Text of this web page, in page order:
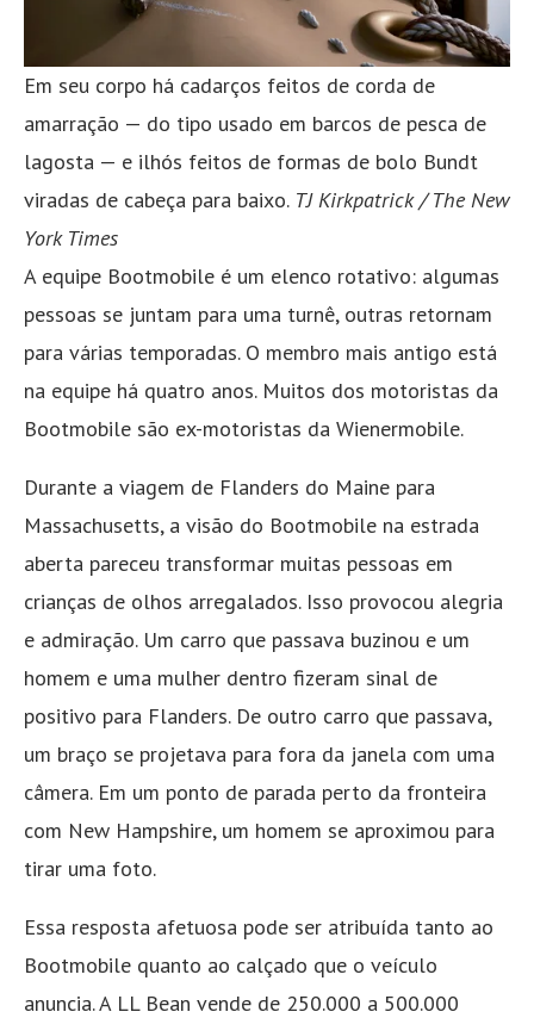
Em seu corpo há cadarços feitos de corda de
amarração — do tipo usado em barcos de pesca de
lagosta — e ilhós feitos de formas de bolo Bundt
viradas de cabeça para baixo. TJ Kirkpatrick / The New
York Times
A equipe Bootmobile é um elenco rotativo: algumas
pessoas se juntam para uma turnê, outras retornam
para várias temporadas. O membro mais antigo está
na equipe há quatro anos. Muitos dos motoristas da
Bootmobile são ex-motoristas da Wienermobile.
Durante a viagem de Flanders do Maine para
Massachusetts, a visão do Bootmobile na estrada
aberta pareceu transformar muitas pessoas em
crianças de olhos arregalados. Isso provocou alegria
e admiração. Um carro que passava buzinou e um
homem e uma mulher dentro fizeram sinal de
positivo para Flanders. De outro carro que passava,
um braço se projetava para fora da janela com uma
câmera. Em um ponto de parada perto da fronteira
com New Hampshire, um homem se aproximou para
tirar uma foto.
Essa resposta afetuosa pode ser atribuída tanto ao
Bootmobile quanto ao calçado que o veículo
anuncia. A LL Bean vende de 250.000 a 500.000